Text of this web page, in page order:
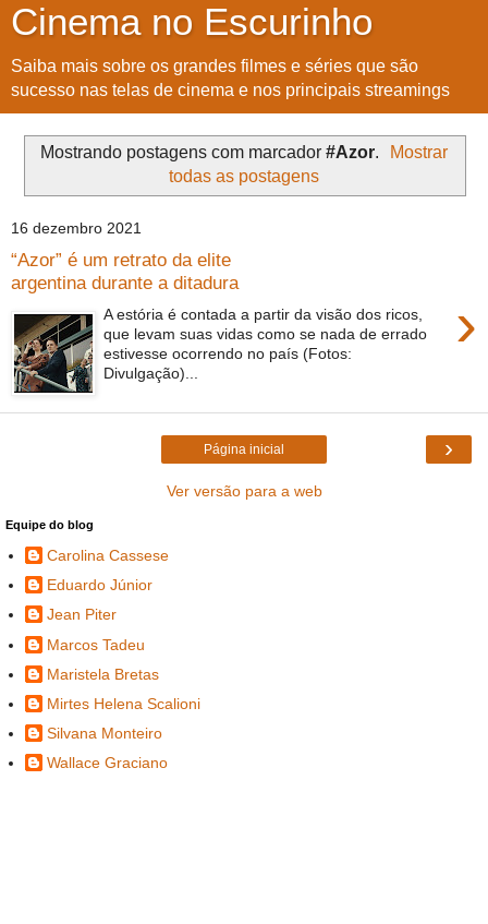
Cinema no Escurinho
Saiba mais sobre os grandes filmes e séries que são
sucesso nas telas de cinema e nos principais streamings
Mostrando postagens com marcador #Azor.
Mostrar
todas as postagens
16 dezembro 2021
“Azor” é um retrato da elite
argentina durante a ditadura
›
A estória é contada a partir da visão dos ricos,
que levam suas vidas como se nada de errado
estivesse ocorrendo no país (Fotos:
Divulgação)...
›
Página inicial
Ver versão para a web
Equipe do blog
Carolina Cassese
Eduardo Júnior
Jean Piter
Marcos Tadeu
Maristela Bretas
Mirtes Helena Scalioni
Silvana Monteiro
Wallace Graciano